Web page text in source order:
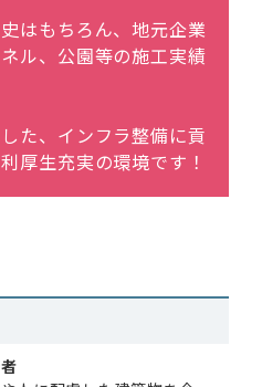
はもちろん、地元企業
ル、公園等の施工実績
た、インフラ整備に貢
厚生充実の環境です！